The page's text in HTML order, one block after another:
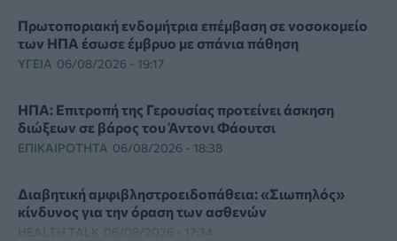
Πρωτοποριακή ενδομήτρια επέμβαση σε νοσοκομείο
των ΗΠΑ έσωσε έμβρυο με σπάνια πάθηση
ΥΓΕΊΑ 06/08/2026 - 19:17
ΗΠΑ: Επιτροπή της Γερουσίας προτείνει άσκηση
διώξεων σε βάρος του Άντονι Φάουτσι
ΕΠΙΚΑΙΡΌΤΗΤΑ 06/08/2026 - 18:38
Διαβητική αμφιβληστροειδοπάθεια: «Σιωπηλός»
κίνδυνος για την όραση των ασθενών
HEALTH TALK 06/08/2026 - 17:34